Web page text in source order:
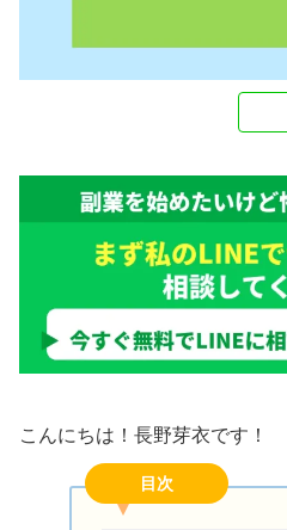
こんにちは！長野芽衣です！
目次